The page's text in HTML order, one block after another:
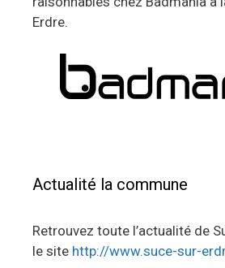
Erdre.
Actualité la commune
Retrouvez toute l’actualité de
le site http://www.suce-sur-